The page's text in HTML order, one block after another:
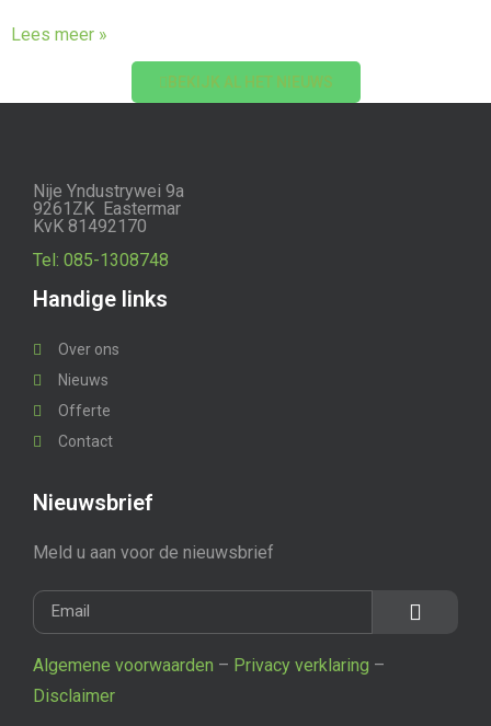
Lees meer »
BEKIJK AL HET NIEUWS
Nije Yndustrywei 9a
9261ZK Eastermar
KvK 81492170
Tel: 085-1308748
Handige links
Over ons
Nieuws
Offerte
Contact
Nieuwsbrief
Meld u aan voor de nieuwsbrief
Algemene voorwaarden – Privacy verklaring –
Disclaimer